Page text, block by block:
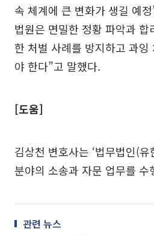
속 체계에 큰 변화가 생길 예
법원은 면밀한 정황 파악과
한 처벌 사례를 방지하고 과잉
야 한다”고 말했다.
[도움]
김상천 변호사는 ‘법무법인(
분야의 소송과 자문 업무를 수
관련 뉴스